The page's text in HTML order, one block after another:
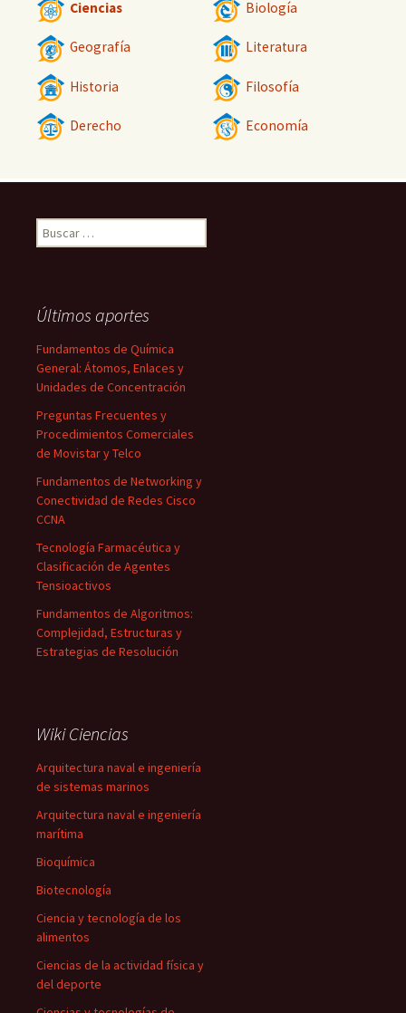
Ciencias Biología
Geografía Literatura
Historia Filosofía
Derecho Economía
Buscar:
Últimos aportes
Fundamentos de Química
General: Átomos, Enlaces y
Unidades de Concentración
Preguntas Frecuentes y
Procedimientos Comerciales
de Movistar y Telco
Fundamentos de Networking y
Conectividad de Redes Cisco
CCNA
Tecnología Farmacéutica y
Clasificación de Agentes
Tensioactivos
Fundamentos de Algoritmos:
Complejidad, Estructuras y
Estrategias de Resolución
Wiki Ciencias
Arquitectura naval e ingeniería
de sistemas marinos
Arquitectura naval e ingeniería
marítima
Bioquímica
Biotecnología
Ciencia y tecnología de los
alimentos
Ciencias de la actividad física y
del deporte